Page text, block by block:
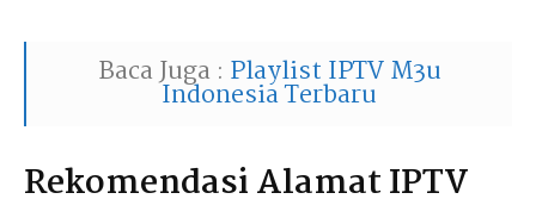
Baca Juga : Playlist IPTV M3u
Indonesia Terbaru
Rekomendasi Alamat IPTV